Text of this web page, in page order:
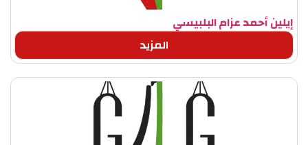
إيلين أحمد عزام البلبيسي
المزيد